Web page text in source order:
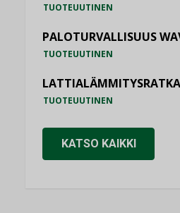
TUOTEUUTINEN
PALOTURVALLISUUS
TUOTEUUTINEN
TUOTEUUTINEN
KATSO KAIKKI